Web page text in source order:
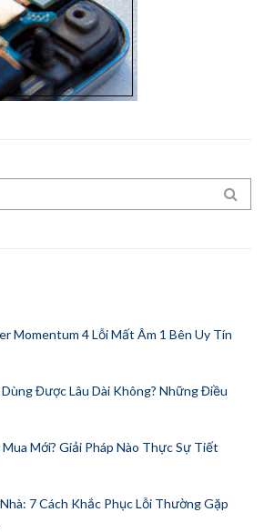
Momentum 4 Lỗi Mất Âm 1 Bên Uy Tín
Được Lâu Dài Không? Những Điều
Mới? Giải Pháp Nào Thực Sự Tiết
7 Cách Khắc Phục Lỗi Thường Gặp